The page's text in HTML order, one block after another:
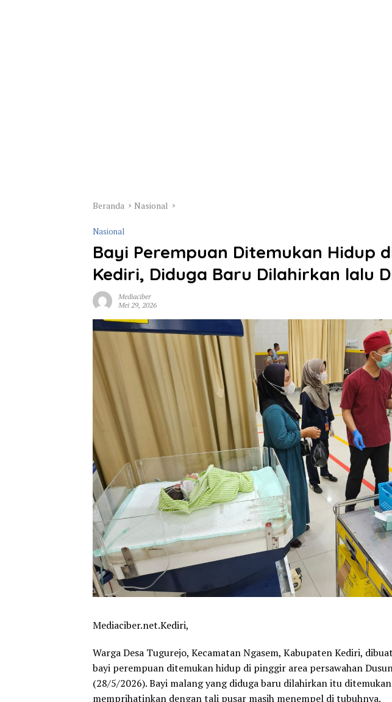
Beranda Nasional
Nasional
Bayi Perempuan Ditemukan Hidup
Kediri, Diduga Baru Dilahirkan lalu
Mediaciber
Mei 29, 2026
Mediaciber.net.Kediri,
Warga Desa Tugurejo, Kecamatan Ngasem, Kabupaten Kediri,
bayi perempuan ditemukan hidup di pinggir area persawahan
(28/5/2026). Bayi malang yang diduga baru dilahirkan itu
memprihatinkan dengan tali pusar masih menempel di tubuhnya.